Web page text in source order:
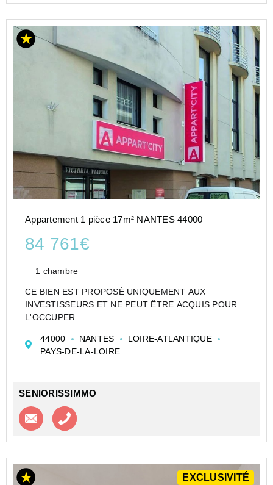
Appartement 1 pièce 17m² NANTES 44000
84 761€
1 chambre
CE BIEN EST PROPOSÉ UNIQUEMENT AUX
INVESTISSEURS ET NE PEUT ÊTRE ACQUIS POUR
L'OCCUPER
D'AFFAIRES DE TYPE 1 DE 17 M² À NANTES -
APPART'CITY CLASSIC NANTES VIARME -
44000 NANTES
LOIRE-ATLANTIQUE
PAYS-DE-LA-LOIRE
SENIORISSIMMO
Contacter l'agence
EXCLUSIVITÉ